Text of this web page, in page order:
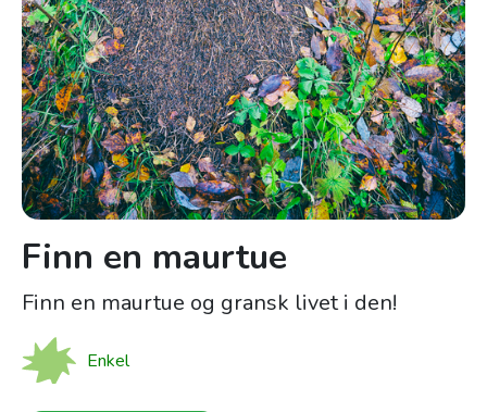
Finn en maurtue
Finn en maurtue og gransk livet i den!
Enkel